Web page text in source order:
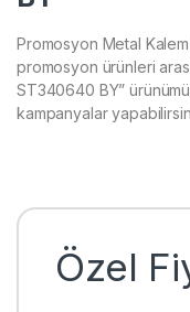
Promosyon Metal
promosyon ürünleri
ST340640 BY”
kampanyalar
Özel